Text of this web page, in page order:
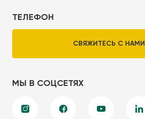
ТЕЛЕФОН
СВЯЖИТЕСЬ С НАМИ
МЫ В СОЦСЕТЯХ